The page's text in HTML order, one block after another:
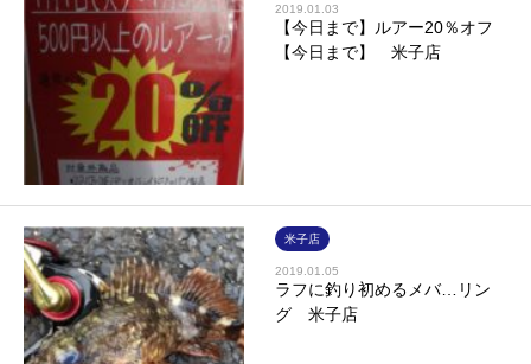
2019.01.03
【今日まで】ルアー20％オフ
【今日まで】 米子店
米子店
2019.01.05
ラフに釣り初めるメバ…リン
グ 米子店